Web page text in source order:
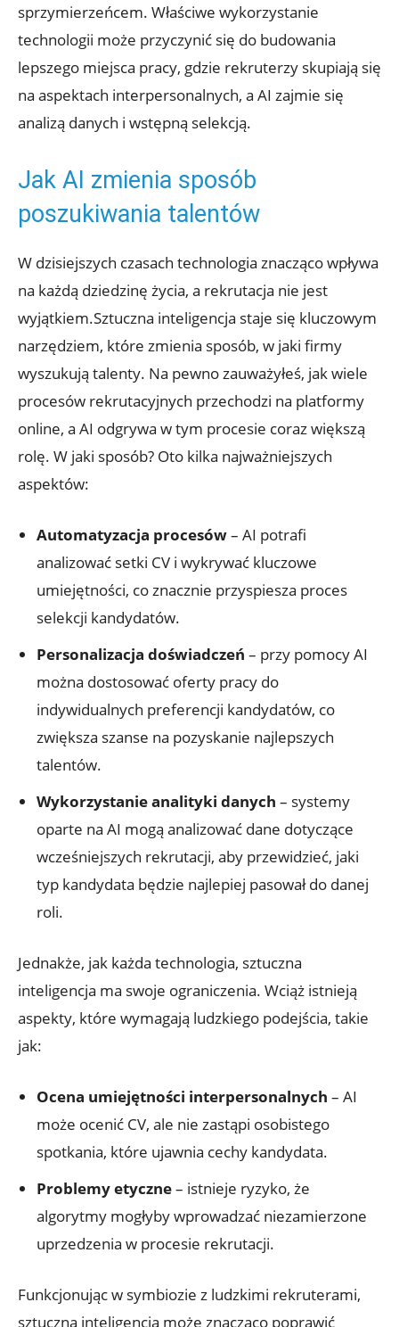
sprzymierzeńcem. Właściwe wykorzystanie
technologii może przyczynić się do budowania
lepszego miejsca pracy, gdzie rekruterzy skupiają się
na aspektach interpersonalnych, a AI zajmie się
analizą danych i wstępną selekcją.
Jak AI zmienia sposób
poszukiwania talentów
W dzisiejszych czasach technologia znacząco wpływa
na każdą dziedzinę życia, a rekrutacja nie jest
wyjątkiem.Sztuczna inteligencja staje się kluczowym
narzędziem, które zmienia sposób, w jaki firmy
wyszukują talenty. Na pewno zauważyłeś, jak wiele
procesów rekrutacyjnych przechodzi na platformy
online, a AI odgrywa w tym procesie coraz większą
rolę. W jaki sposób? Oto kilka najważniejszych
aspektów:
Automatyzacja procesów– AI potrafi
analizować setki CV i wykrywać kluczowe
umiejętności, co znacznie przyspiesza proces
selekcji kandydatów.
Personalizacja doświadczeń – przy pomocy AI
można dostosować oferty pracy do
indywidualnych preferencji kandydatów, co
zwiększa szanse na pozyskanie najlepszych
talentów.
Wykorzystanie analityki danych – systemy
oparte na AI mogą analizować dane dotyczące
wcześniejszych rekrutacji, aby przewidzieć, jaki
typ kandydata będzie najlepiej pasował do danej
roli.
Jednakże, jak każda technologia, sztuczna
inteligencja ma swoje ograniczenia. Wciąż istnieją
aspekty, które wymagają ludzkiego podejścia, takie
jak:
Ocena umiejętności interpersonalnych – AI
może ocenić CV, ale nie zastąpi osobistego
spotkania, które ujawnia cechy kandydata.
Problemy etyczne– istnieje ryzyko, że
algorytmy mogłyby wprowadzać niezamierzone
uprzedzenia w procesie rekrutacji.
Funkcjonując w symbiozie z ludzkimi rekruterami,
sztuczna inteligencja może znacząco poprawić